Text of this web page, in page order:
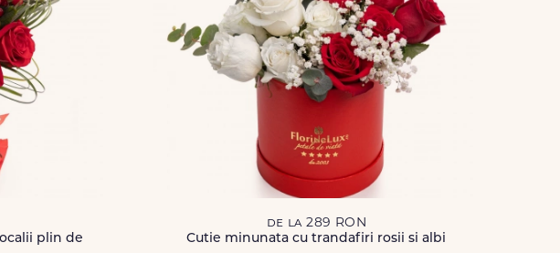
plin de
de la 289 RON
Cutie minunata cu trandafiri rosii si albi